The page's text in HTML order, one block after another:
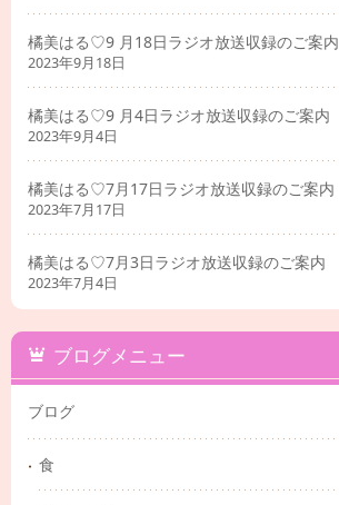
橘美はる♡9 月18日ラジオ放送収録のご案内
2023年9月18日
橘美はる♡9 月4日ラジオ放送収録のご案内
2023年9月4日
橘美はる♡7月17日ラジオ放送収録のご案内
2023年7月17日
橘美はる♡7月3日ラジオ放送収録のご案内
2023年7月4日
ブログメニュー
ブログ
食